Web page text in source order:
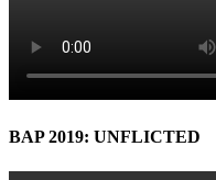
BAP 2019: UNFLICTED